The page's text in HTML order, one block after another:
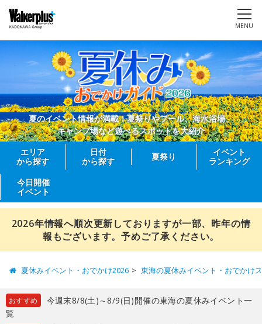
MENU
夏のイベント情報が満載！夏祭りやプール、海水浴場、
キャンプ場など遊べるスポットを大紹介
エリア
から探す
日付
から探す
夏祭り
イベント
ランキング
今日開催
イベント
2026年情報へ順次更新しておりますが一部、昨年の情
報もございます。予めご了承ください。
夏休みイベント・おでかけ2026 東海の夏休みイベント・おでかけ
おすすめ
今週末8/8(土)～8/9(日)開催の東海の夏休みイベント一
覧